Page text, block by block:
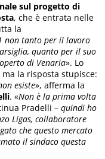
sul progetto di
, che è entrata nelle
la
non tanto per il lavoro
quanto per il suo
di Venaria». Lo
ma la risposta stupisce:
esiste», afferma la
. «Non è la prima volta
Pradelli –quindi ho
Ligas, collaboratore
che questo mercato
il sindaco questa